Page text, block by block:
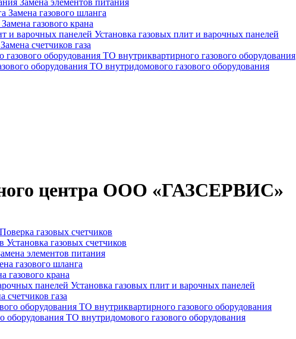
Замена элементов питания
Замена газового шланга
Замена газового крана
Установка газовых плит и варочных панелей
Замена счетчиков газа
ТО внутриквартирного газового оборудования
ТО внутридомового газового оборудования
центра ООО «ГАЗСЕРВИС»
Поверка газовых счетчиков
Установка газовых счетчиков
элементов питания
газового шланга
газового крана
Установка газовых плит и варочных панелей
счетчиков газа
ТО внутриквартирного газового оборудования
ТО внутридомового газового оборудования